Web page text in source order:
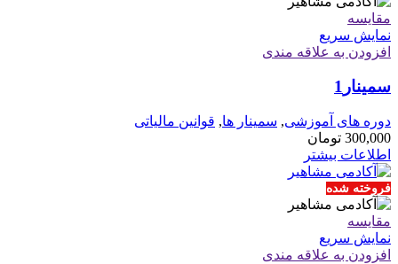
مقايسه
نمایش سریع
افزودن به علاقه مندی
سمینار1
دوره های آموزشی, سمینار ها, قوانین مالیاتی
300,000 تومان
اطلاعات بیشتر
فروخته شده
مقايسه
نمایش سریع
افزودن به علاقه مندی